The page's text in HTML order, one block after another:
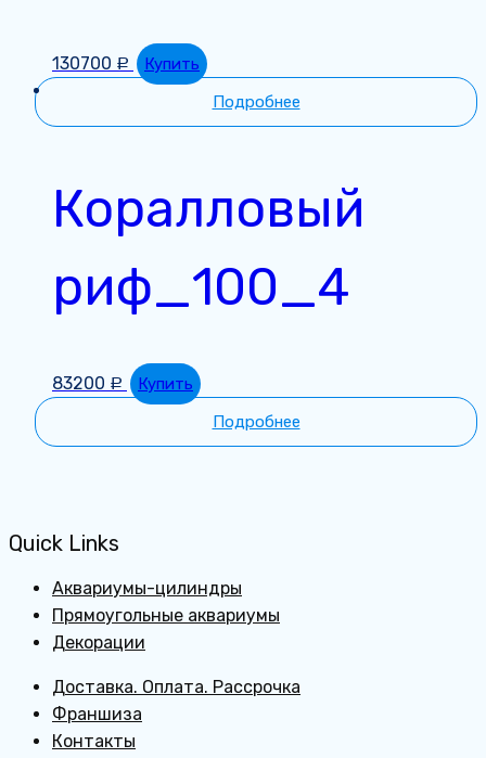
130700 Р
Купить
Подробнее
Коралловый
риф_100_4
83200 Р
Купить
Подробнее
Quick Links
Аквариумы-цилиндры
Прямоугольные аквариумы
Декорации
Доставка. Оплата. Рассрочка
Франшиза
Контакты